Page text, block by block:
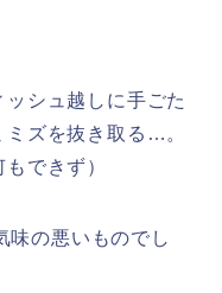
シュ越しに手ごた
ミズを抜き取る…。
できず）
味の悪いものでし